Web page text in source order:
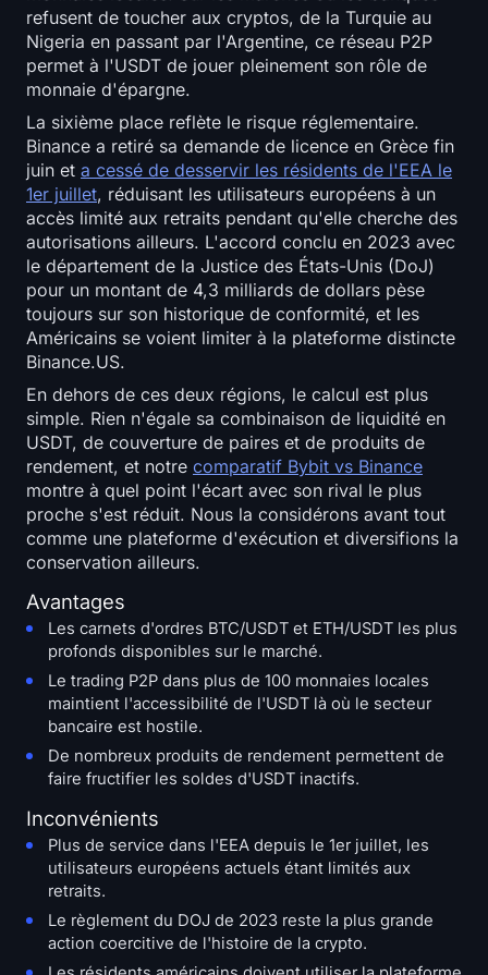
refusent de toucher aux cryptos, de la Turquie au
Nigeria en passant par l'Argentine, ce réseau P2P
permet à l'USDT de jouer pleinement son rôle de
monnaie d'épargne.
La sixième place reflète le risque réglementaire.
Binance a retiré sa demande de licence en Grèce fin
juin et a cessé de desservir les résidents de l'EEA le
1er juillet, réduisant les utilisateurs européens à un
accès limité aux retraits pendant qu'elle cherche des
autorisations ailleurs. L'accord conclu en 2023 avec
le département de la Justice des États-Unis (DoJ)
pour un montant de 4,3 milliards de dollars pèse
toujours sur son historique de conformité, et les
Américains se voient limiter à la plateforme distincte
Binance.US.
En dehors de ces deux régions, le calcul est plus
simple. Rien n'égale sa combinaison de liquidité en
USDT, de couverture de paires et de produits de
rendement, et notre comparatif Bybit vs Binance
montre à quel point l'écart avec son rival le plus
proche s'est réduit. Nous la considérons avant tout
comme une plateforme d'exécution et diversifions la
conservation ailleurs.
Avantages
Les carnets d'ordres BTC/USDT et ETH/USDT les plus
profonds disponibles sur le marché.
Le trading P2P dans plus de 100 monnaies locales
maintient l'accessibilité de l'USDT là où le secteur
bancaire est hostile.
De nombreux produits de rendement permettent de
faire fructifier les soldes d'USDT inactifs.
Inconvénients
Plus de service dans l'EEA depuis le 1er juillet, les
utilisateurs européens actuels étant limités aux
retraits.
Le règlement du DOJ de 2023 reste la plus grande
action coercitive de l'histoire de la crypto.